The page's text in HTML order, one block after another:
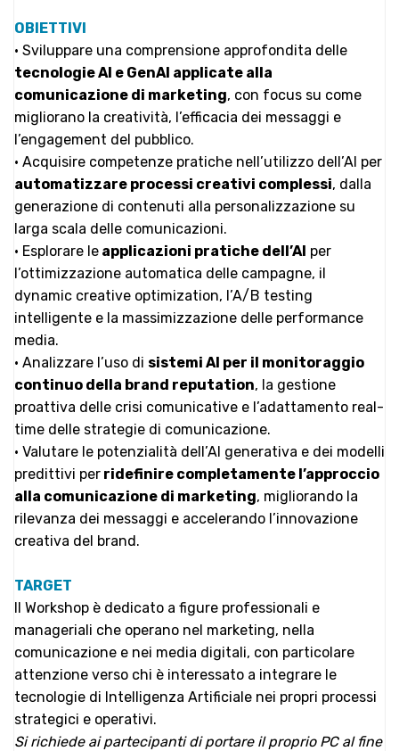
OBIETTIVI
• Sviluppare una comprensione approfondita delle
tecnologie AI e GenAI applicate alla
comunicazione di marketing, con focus su come
migliorano la creatività, l’efficacia dei messaggi e
l’engagement del pubblico.
• Acquisire competenze pratiche nell’utilizzo dell’AI per
automatizzare processi creativi complessi, dalla
generazione di contenuti alla personalizzazione su
larga scala delle comunicazioni.
• Esplorare le applicazioni pratiche dell’AI per
l’ottimizzazione automatica delle campagne, il
dynamic creative optimization, l’A/B testing
intelligente e la massimizzazione delle performance
media.
• Analizzare l’uso di sistemi AI per il monitoraggio
continuo della brand reputation, la gestione
proattiva delle crisi comunicative e l’adattamento real-
time delle strategie di comunicazione.
• Valutare le potenzialità dell’AI generativa e dei modelli
predittivi per ridefinire completamente l’approccio
alla comunicazione di marketing, migliorando la
rilevanza dei messaggi e accelerando l’innovazione
creativa del brand.
TARGET
Il Workshop è dedicato a figure professionali e
manageriali che operano nel marketing, nella
comunicazione e nei media digitali, con particolare
attenzione verso chi è interessato a integrare le
tecnologie di Intelligenza Artificiale nei propri processi
strategici e operativi.
Si richiede ai partecipanti di portare il proprio PC al fine